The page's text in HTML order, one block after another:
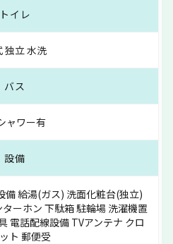
トイレ
独立 水洗
バス
ャワー有
設備
備 給湯(ガス) 洗面化粧台(独立)
ーホン 下駄箱 駐輪場 洗濯機置
電話配線設備 TVアンテナ クロ
ト 郵便受